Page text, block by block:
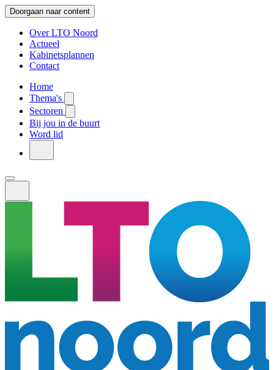
Doorgaan naar content
Over LTO Noord
Actueel
Kabinetsplannen
Contact
Home
Thema's
Sectoren
Bij jou in de buurt
Word lid